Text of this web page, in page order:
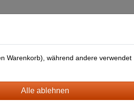
Warenkorb), während andere verwendet